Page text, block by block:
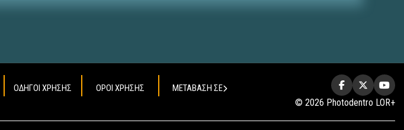
ΟΔΗΓΟΙ ΧΡΗΣΗΣ ΟΡΟΙ ΧΡΗΣΗΣ ΜΕΤΑΒΑΣΗ ΣΕ
© 2026 Photodentro LOR+